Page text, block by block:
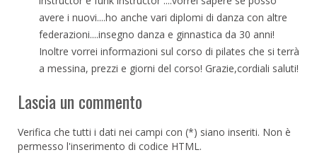
avere i nuovi....ho anche vari diplomi di danza con altre
federazioni....insegno danza e ginnastica da 30 anni!
Inoltre vorrei informazioni sul corso di pilates che si terrà
a messina, prezzi e giorni del corso! Grazie,cordiali saluti!
Lascia un commento
Verifica che tutti i dati nei campi con (*) siano inseriti. Non è
permesso l'inserimento di codice HTML.